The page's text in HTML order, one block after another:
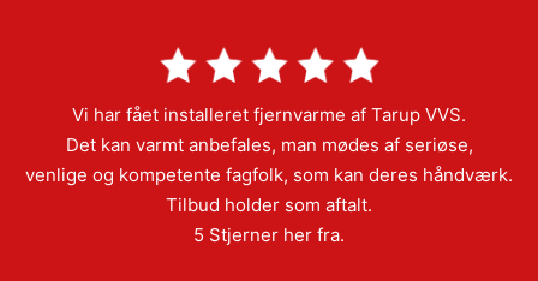
Vi har fået installeret fjernvarme af Tarup VVS.
Det kan varmt anbefales, man mødes af seriøse,
venlige og kompetente fagfolk, som kan deres håndværk.
Tilbud holder som aftalt.
5 Stjerner her fra.